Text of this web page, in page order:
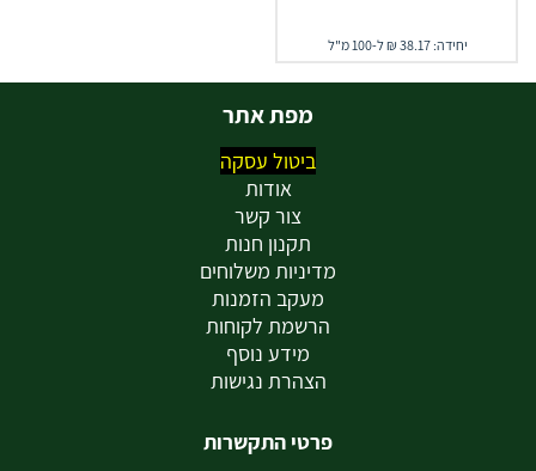
יחידה: 38.17 ₪ ל-100 מ"ל
מפת אתר
ביטול עסקה
אודות
צור קשר
תקנון חנות
מדיניות משלוחים
מעקב הזמנות
הרשמת לקוחות
מידע נוסף
הצהרת נגישות
פרטי התקשרות